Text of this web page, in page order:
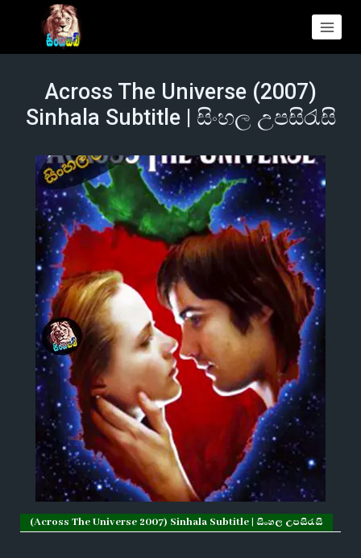
Across The Universe (2007)
Sinhala Subtitle | සිංහල උපසිරැසි
(Across The Universe 2007) Sinhala Subtitle | සිංහල උපසිරැසි